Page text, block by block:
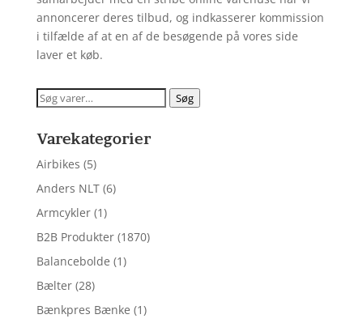
annoncerer deres tilbud, og indkasserer kommission
i tilfælde af at en af de besøgende på vores side
laver et køb.
Søg
Søg
Varekategorier
Airbikes (5)
Anders NLT (6)
Armcykler (1)
B2B Produkter (1870)
Balancebolde (1)
Bælter (28)
Bænkpres Bænke (1)